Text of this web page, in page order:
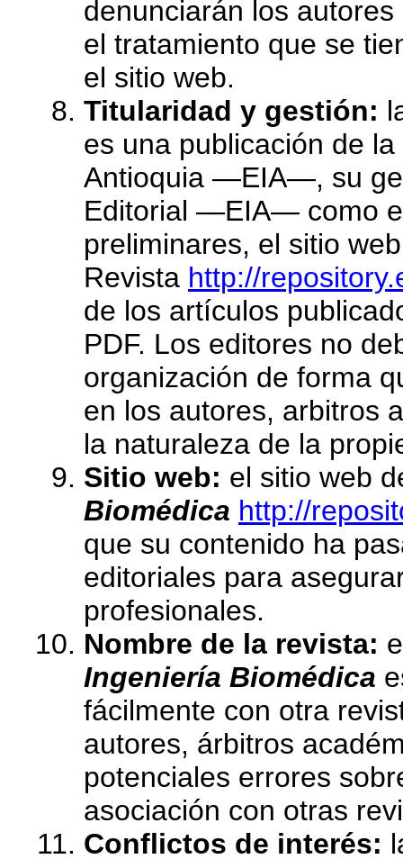
denunciarán los
el tratamiento que se
el sitio web.
Titularidad y gestión:
es una publicación de
Antioquia —EIA—, su
Editorial —EIA— como
preliminares, el sitio
Revista http://
de los artículos
PDF. Los editores no
organización de forma
en los autores, arbitros
la naturaleza de la
Sitio web: el sitio web
Biomédica http://
que su contenido ha
editoriales para
profesionales.
Nombre de la revista:
Ingeniería Biomédica
fácilmente con otra
autores, árbitros
potenciales errores
asociación con otras
Conflictos de interés: